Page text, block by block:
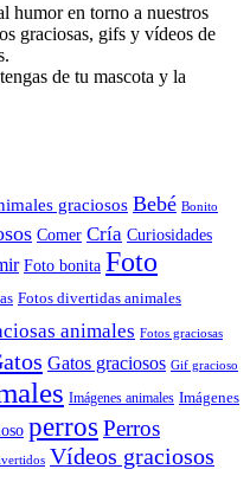
humor en torno a nuestros
graciosas, gifs y vídeos de
de tu mascota y la
graciosos Bebé Bonito
Comer Cría Curiosidades
Foto bonita Foto
Fotos divertidas animales
animales Fotos graciosas
Gatos graciosos Gif gracioso
Imágenes animales Imágenes
perros Perros
Vídeos graciosos